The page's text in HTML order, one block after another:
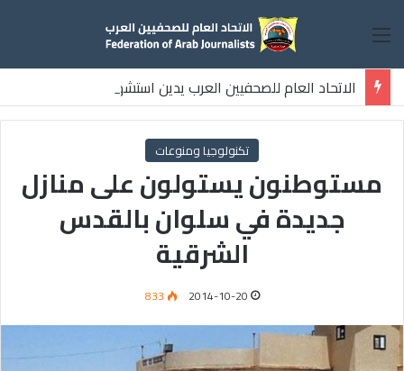
القائمة
الاتحاد العام للصحفيين العرب يدين استشهاد
ثلاثة صحفيين فلسطينيين باستهداف إسرائيلي وسط قطاع غزة
تكنولوجيا ومنوعات
مستوطنون يستولون على منازل
جديدة في سلوان بالقدس
الشرقية
2014-10-20
833